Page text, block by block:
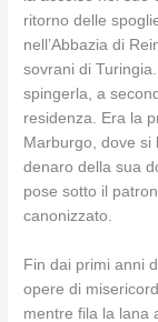
ritorno delle
nell’Abbazia di
sovrani di
spingerla, a
residenza. Era la
Marburgo, dove si
denaro della sua
pose sotto il
canonizzato.
Fin dai primi anni
opere di
mentre fila la lana